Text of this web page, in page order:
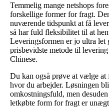
Temmelig mange netshops
forskellige former for fragt.
nuværende tidspunkt at få
så har fuld fleksibilitet til at
Leveringsformen er jo ultra let
prisbevidste metode til
Chinese.
Du kan også prøve at vælge
hvor du arbejder. Løsningen
omkostningsfuld, men
letkøbte form for fragt er